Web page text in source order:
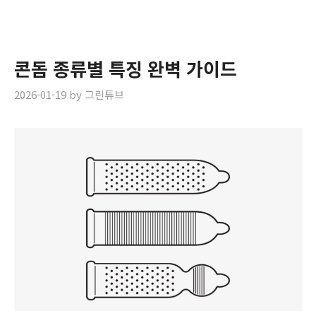
콘돔 종류별 특징 완벽 가이드
2026-01-19 by그린튜브